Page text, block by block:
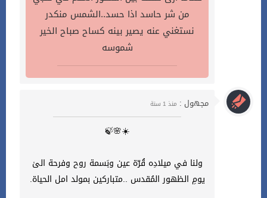
من شر حاسد اذا حسد..الشمس منكدر
نستغني عنه يصير بينه كساح صباح الخير
شموسه
مجهول : منذ 1 سنة
☀️🌸🍃
ولنا في ميلادِه قُرّة عين وبَسمة روح وفرحة الىٰ
يومِ الظهور المُقدس ..متباركين بمولد امل الحياة.